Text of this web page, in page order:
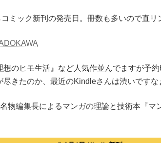
ミック新刊の発売日。冊数も多いので直リ
想のヒモ生活』など人気作並んでますが予
きたのか、最近のKindleさんは渋いですな
物編集長によるマンガの理論と技術本『マ